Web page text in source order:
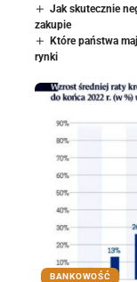
Jak skutecznie
zakupie
Które państwa
rynki
BANKOWOŚĆ